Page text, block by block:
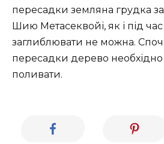
пересадки земляна грудка
Шию Метасеквойі, як і під
заглиблювати не можна.
пересадки дерево
поливати.